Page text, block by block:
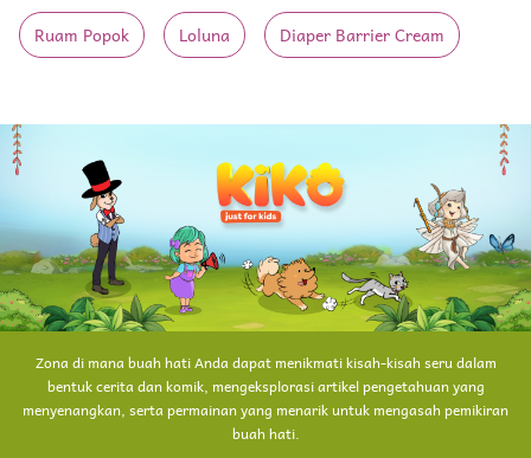
Ruam Popok Loluna Diaper Barrier Cream
Zona di mana buah hati Anda dapat menikmati kisah-kisah seru dalam
bentuk cerita dan komik, mengeksplorasi artikel pengetahuan yang
menyenangkan, serta permainan yang menarik untuk mengasah pemikiran
buah hati.